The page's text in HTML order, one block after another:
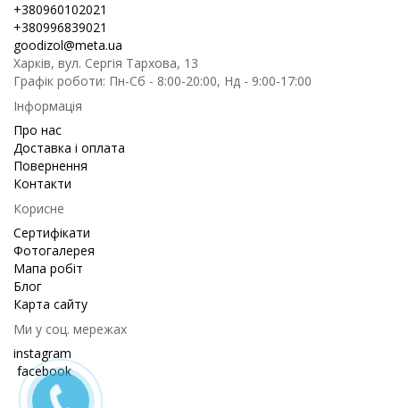
+380960102021
+380996839021
goodizol@meta.ua
Харків, вул. Сергія Тархова, 13
Графік роботи: Пн-Сб - 8:00-20:00, Нд - 9:00-17:00
Інформація
Про нас
Доставка і оплата
Повернення
Контакти
Корисне
Сертифікати
Фотогалерея
Мапа робіт
Блог
Карта сайту
Ми у соц. мережах
instagram
facebook